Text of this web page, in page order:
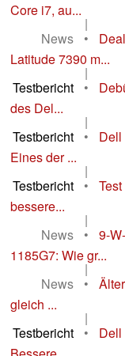
Core i7, au...
|
News
•
Latitude 7390 m...
|
Testbericht
•
des Del...
|
Testbericht
•
Dell
Eines der ...
|
Testbericht
•
bessere...
|
News
•
9-
1185G7: Wie gr...
|
News
•
gleich ...
|
Testbericht
•
Dell